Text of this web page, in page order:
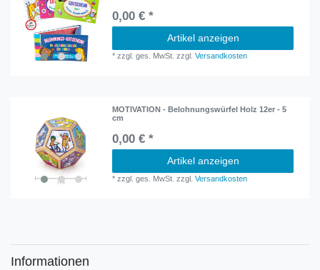
0,00 € *
Artikel anzeigen
*zzgl. ges. MwSt. zzgl.Versandkosten
MOTIVATION - Belohnungswürfel Holz 12er - 5
cm
0,00 € *
Artikel anzeigen
*zzgl. ges. MwSt. zzgl.Versandkosten
Informationen